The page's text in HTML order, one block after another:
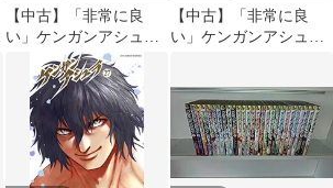
【中古】「非常に良
い」ケンガンアシュラ
コミック 全27巻セット
【中古】「非常に良
い」ケンガンアシュラ